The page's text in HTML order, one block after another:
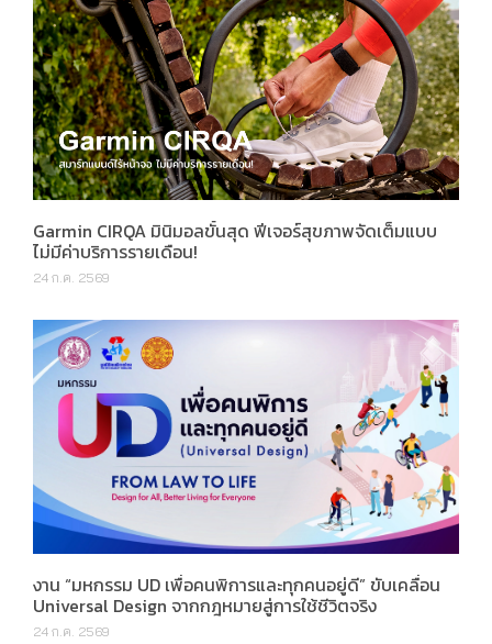
Garmin CIRQA มินิมอลขั้นสุด ฟีเจอร์สุขภาพจัดเต็มแบบ
ไม่มีค่าบริการรายเดือน!
24 ก.ค. 2569
งาน “มหกรรม UD เพื่อคนพิการและทุกคนอยู่ดี” ขับเคลื่อน
Universal Design จากกฎหมายสู่การใช้ชีวิตจริง
24 ก.ค. 2569